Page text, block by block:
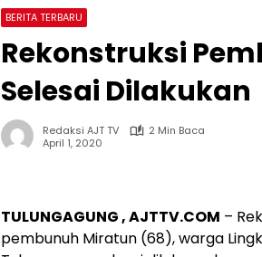
BERITA TERBARU
Rekonstruksi
Selesai Dilakukan
Redaksi AJT TV
2 Min Baca
April 1, 2020
TULUNGAGUNG , AJTTV.COM –
pembunuh Miratun (68), warga